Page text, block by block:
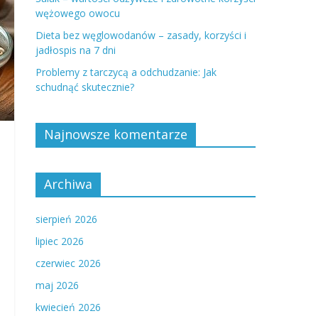
wężowego owocu
Dieta bez węglowodanów – zasady, korzyści i
jadłospis na 7 dni
Problemy z tarczycą a odchudzanie: Jak
schudnąć skutecznie?
Najnowsze komentarze
Archiwa
sierpień 2026
lipiec 2026
czerwiec 2026
maj 2026
kwiecień 2026